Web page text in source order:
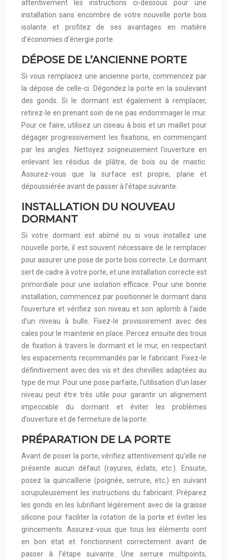
attentivement les instructions ci-dessous pour une
installation sans encombre de votre nouvelle porte bois
isolante et profitez de ses avantages en matière
d’économies d’énergie porte.
DÉPOSE DE L’ANCIENNE PORTE
Si vous remplacez une ancienne porte, commencez par
la dépose de celle-ci. Dégondez la porte en la soulevant
des gonds. Si le dormant est également à remplacer,
retirez-le en prenant soin de ne pas endommager le mur.
Pour ce faire, utilisez un ciseau à bois et un maillet pour
dégager progressivement les fixations, en commençant
par les angles. Nettoyez soigneusement l’ouverture en
enlevant les résidus de plâtre, de bois ou de mastic.
Assurez-vous que la surface est propre, plane et
dépoussiérée avant de passer à l’étape suivante.
INSTALLATION DU NOUVEAU
DORMANT
Si votre dormant est abîmé ou si vous installez une
nouvelle porte, il est souvent nécessaire de le remplacer
pour assurer une pose de porte bois correcte. Le dormant
sert de cadre à votre porte, et une installation correcte est
primordiale pour une isolation efficace. Pour une bonne
installation, commencez par positionner le dormant dans
l’ouverture et vérifiez son niveau et son aplomb à l’aide
d’un niveau à bulle. Fixez-le provisoirement avec des
cales pour le maintenir en place. Percez ensuite des trous
de fixation à travers le dormant et le mur, en respectant
les espacements recommandés par le fabricant. Fixez-le
définitivement avec des vis et des chevilles adaptées au
type de mur. Pour une pose parfaite, l’utilisation d’un laser
niveau peut être très utile pour garantir un alignement
impeccable du dormant et éviter les problèmes
d’ouverture et de fermeture de la porte.
PRÉPARATION DE LA PORTE
Avant de poser la porte, vérifiez attentivement qu’elle ne
présente aucun défaut (rayures, éclats, etc.). Ensuite,
posez la quincaillerie (poignée, serrure, etc.) en suivant
scrupuleusement les instructions du fabricant. Préparez
les gonds en les lubrifiant légèrement avec de la graisse
silicone pour faciliter la rotation de la porte et éviter les
grincements. Assurez-vous que tous les éléments sont
en bon état et fonctionnent correctement avant de
passer à l’étape suivante. Une serrure multipoints,